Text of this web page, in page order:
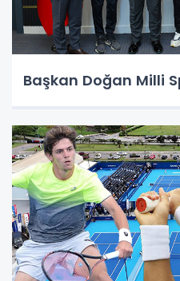
Başkan Doğan Milli